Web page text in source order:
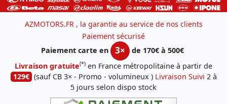
AZMOTORS.FR , la garantie au service de nos clients
Paiement sécurisé
Paiement carte en
3×
de 170€ à 500€
Livraison gratuite(*) en France métropolitaine à partir de
129€ (sauf CB 3× - Promo - volumineux ) Livraison Suivi 2 à
5 jours selon dispo stock